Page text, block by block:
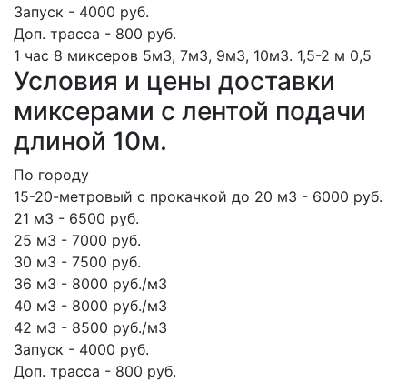
Запуск - 4000 руб.
Доп. трасса - 800 руб.
1 час 8 миксеров 5м3, 7м3, 9м3, 10м3. 1,5-2 м 0,5
Условия и цены доставки
миксерами с лентой подачи
длиной 10м.
По городу
15-20-метровый с прокачкой до 20 м3 - 6000 руб.
21 м3 - 6500 руб.
25 м3 - 7000 руб.
30 м3 - 7500 руб.
36 м3 - 8000 руб./м3
40 м3 - 8000 руб./м3
42 м3 - 8500 руб./м3
Запуск - 4000 руб.
Доп. трасса - 800 руб.